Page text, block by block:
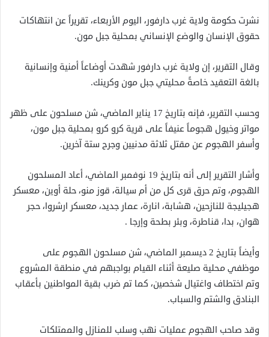
نشرت حكومة ولاية غرب دارفور، اليوم الأربعاء، تقريراً عن انتهاكات
حقوق الإنسان والوضع الإنساني بمحلية جبل مون.
وقال التقرير، إن ولاية غرب دارفور شهدت أوضاعاً أمنية وإنسانية
بالغة التعقيد خاصةً محليتي جبل مون وكرينك.
وحسب التقرير، فإنه بتاريخ 17 يناير الماضي، شن مسلحون على ظهر
مواتر وخيول هجوماً عنيفاً على قرية كرو كرو بمحلية جبل مون،
وأسفر الهجوم عن مقتل ثلاثة مدنيين وجرح ستة آخرين.
وأشار التقرير إلى أنه بتاريخ 19 نوفمبر الماضي، أعاد المسلحون
الهجوم، وتم حرق قرى كل من أم سيالة، قوز منو، حلة أوين، معسكر
هجيليجة للنازحين، هشابة، انارة، عمار جديد، معسكر ارشروا، حجر
هوان، بدا، قناطرة، وبئر بطحة وإرجا .
وأيضاً بتاريخ 2 ديسمبر الماضي، شن مسلحون الهجوم على
موظفي محلية صليعة أثناء القيام بواجبهم في منطقة المشروع
وتم اختطاف واغتيال شخصين، كما تم ضرب بقية المواطنين بأعقاب
البنادق والشتم والسباب.
وقد صاحب الهجوم عمليات نهب وسلب للمنازل والممتلكات